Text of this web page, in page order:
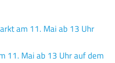
am 11. Mai ab 13 Uhr
11. Mai ab 13 Uhr auf dem